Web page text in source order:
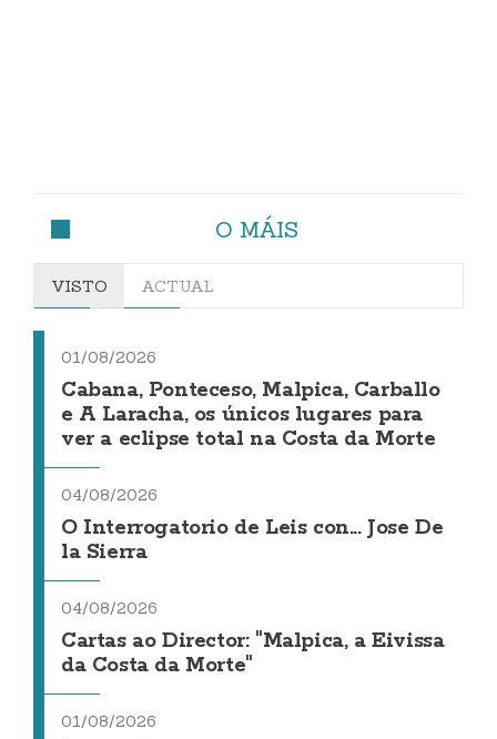
O MÁIS
VISTO ACTUAL
01/08/2026
Cabana, Ponteceso, Malpica, Carballo
e A Laracha, os únicos lugares para
ver a eclipse total na Costa da Morte
04/08/2026
O Interrogatorio de Leis con... Jose De
la Sierra
04/08/2026
Cartas ao Director: "Malpica, a Eivissa
da Costa da Morte"
01/08/2026